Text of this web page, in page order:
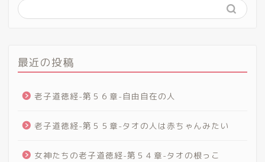
最近の投稿
老子道徳経-第５６章-自由自在の人
老子道徳経-第５５章-タオの人は赤ちゃんみたい
女神たちの老子道徳経-第５４章-タオの根っこ